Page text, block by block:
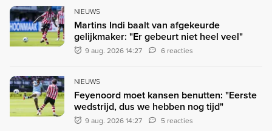
NIEUWS
Martins Indi baalt van afgekeurde
gelijkmaker: "Er gebeurt niet heel veel"
9 aug. 2026 14:27 6 reacties
NIEUWS
Feyenoord moet kansen benutten: "Eerste
wedstrijd, dus we hebben nog tijd"
9 aug. 2026 14:27 5 reacties